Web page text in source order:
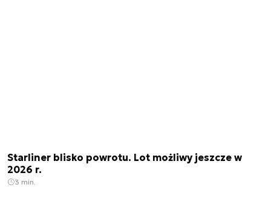
Starliner blisko powrotu. Lot możliwy jeszcze w
2026 r.
3 min.